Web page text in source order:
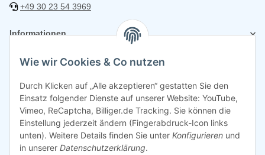
+49 30 23 54 3969
Informationen
Rechtliches
Wie wir Cookies & Co nutzen
Durch Klicken auf „Alle akzeptieren“ gestatten Sie den
Einsatz folgender Dienste auf unserer Website: YouTube,
Vimeo, ReCaptcha, Billiger.de Tracking. Sie können die
Einstellung jederzeit ändern (Fingerabdruck-Icon links
unten). Weitere Details finden Sie unter Konfigurieren und
in unserer Datenschutzerklärung.